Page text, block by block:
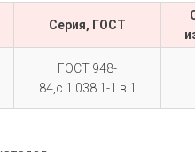
Серия, ГОСТ
ГОСТ 948-
84,с.1.038.1-1 в.1